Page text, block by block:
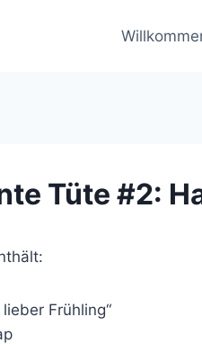
Tüte #2:
lieber Frühling“